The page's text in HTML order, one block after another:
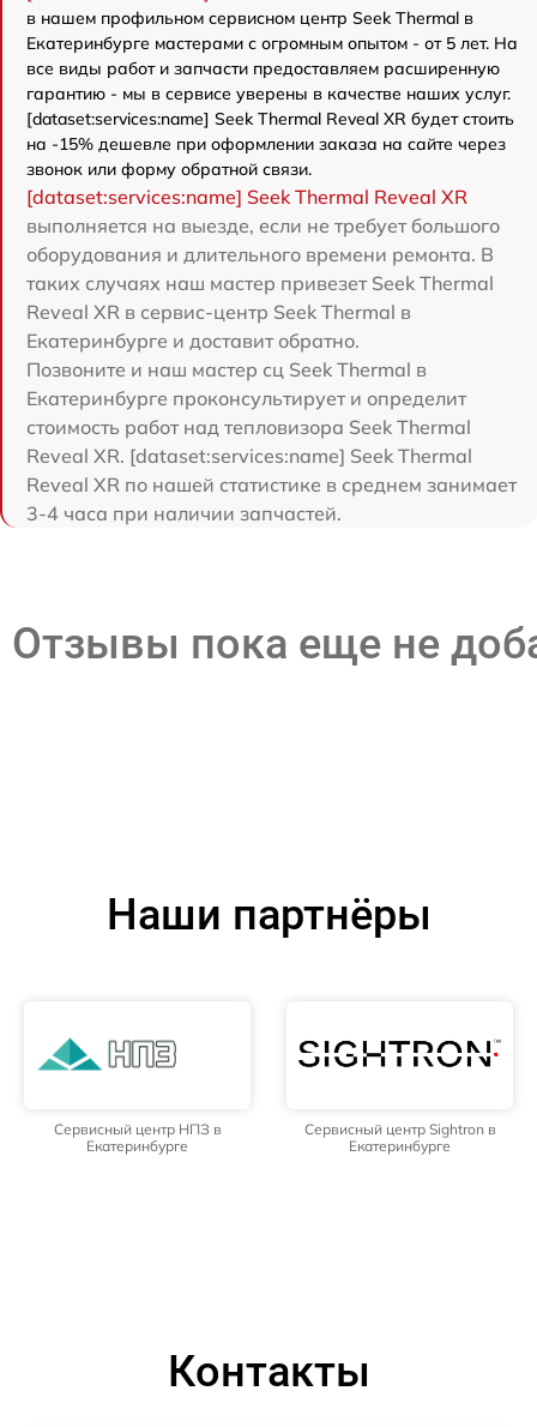
в нашем профильном сервисном центр Seek Thermal в
Екатеринбурге мастерами с огромным опытом - от 5 лет. На
все виды работ и запчасти предоставляем расширенную
гарантию - мы в сервисе уверены в качестве наших услуг.
[dataset:services:name] Seek Thermal Reveal XR будет стоить
на -15% дешевле при оформлении заказа на сайте через
звонок или форму обратной связи.
[dataset:services:name] Seek Thermal Reveal XR
выполняется на выезде, если не требует большого
оборудования и длительного времени ремонта. В
таких случаях наш мастер привезет Seek Thermal
Reveal XR в сервис-центр Seek Thermal в
Екатеринбурге и доставит обратно.
Позвоните и наш мастер сц Seek Thermal в
Екатеринбурге проконсультирует и определит
стоимость работ над тепловизора Seek Thermal
Reveal XR. [dataset:services:name] Seek Thermal
Reveal XR по нашей статистике в среднем занимает
3-4 часа при наличии запчастей.
Отзывы пока еще не
Наши партнёры
Сервисный центр НПЗ в
Екатеринбурге
Сервисный центр Sightron в
Екатеринбурге
Контакты